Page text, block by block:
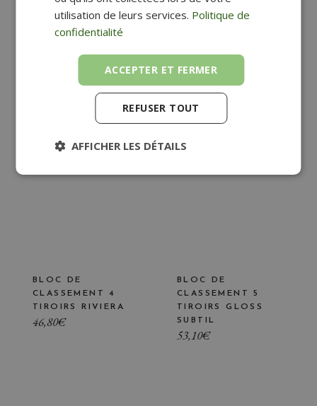
CLASSEMENT 4
TIROIRS HAPPY
46,80€
TIROIRS RECYCLÉ
BLOC DE
CLASSEMENT 4
TIROIRS RIVIERA
46,80€
BLOC DE
CLASSEMENT 5
TIROIRS GLOSS
SUBTIL
53,10€
utilisation de leurs services. Politique de
confidentialité
ACCEPTER ET FERMER
REFUSER TOUT
AFFICHER LES DÉTAILS